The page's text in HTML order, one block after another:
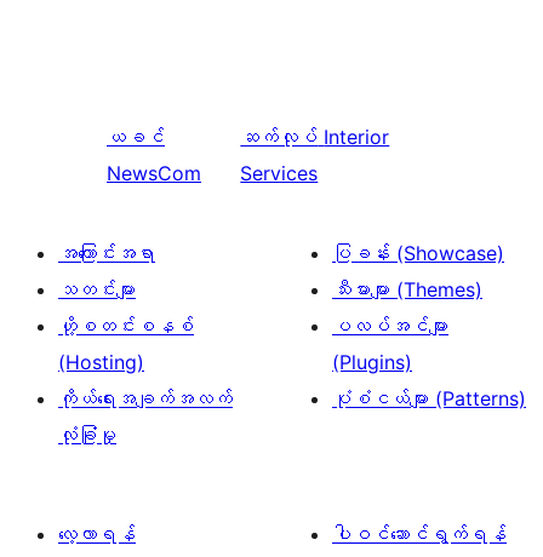
ယခင်
NewsCom
ဆက်လုပ် Interior
Services
အကြောင်းအရာ
သတင်းများ
ဟို့စတင်းစနစ်
(Hosting)
ကိုယ်ရေးအချက်အလက်
လုံခြုံမှု
ပြခန်း (Showcase)
သီးမားများ (Themes)
ပလပ်အင်များ
(Plugins)
ပုံစံငယ်များ (Patterns)
လေ့လာရန်
ပါဝင်ဆောင်ရွက်ရန်